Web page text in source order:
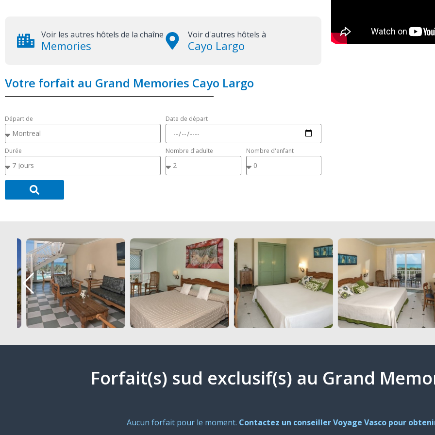
Voir les autres hôtels de la chaîne
Memories
Voir d'autres hôtels à
Cayo Largo
Votre forfait au Grand Memories Cayo Largo
Départ de Date de départ
Durée Nombre d'adulte Nombre d'enfant
Forfait(s) sud exclusif(s) au Grand
Aucun forfait pour le moment. Contactez un conseiller Voyage Vasco pour